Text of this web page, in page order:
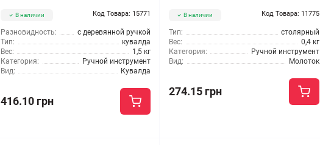
В наличии Код Товара: 15771
Разновидность:
с деревянной ручкой
Тип:
кувалда
Вес:
1,5 кг
Категория:
Ручной инструмент
Вид:
Кувалда
416.10 грн
В наличии Код Товара: 11775
Тип:
столярный
Вес:
0,4 кг
Категория:
Ручной инструмент
Вид:
Молоток
274.15 грн